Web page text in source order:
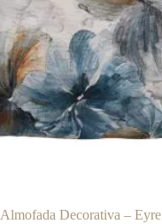
Almofada Decorativa – Eyre